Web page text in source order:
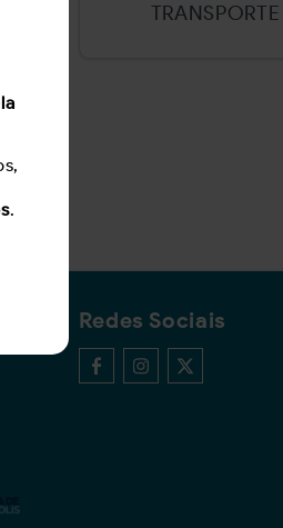
TRANSPORTE
Redes Sociais
.